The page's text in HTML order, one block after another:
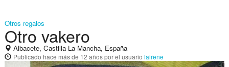
Otros regalos
Otro vakero
Albacete, Castilla-La Mancha, España
Publicado hace más de 12 añospor el usuario lairene